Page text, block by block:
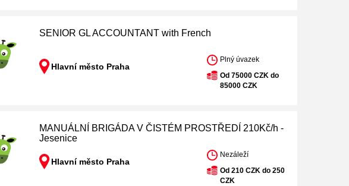
SENIOR GL ACCOUNTANT with French
Hlavní město Praha
Plný úvazek
Od 75000 CZK do
85000 CZK
MANUÁLNÍ BRIGÁDA V ČISTÉM PROSTŘEDÍ 210Kč/h -
Jesenice
Hlavní město Praha
Nezáleží
Od 210 CZK do 250
CZK